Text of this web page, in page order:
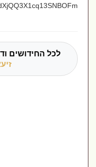
לכל החידושים
זיעא